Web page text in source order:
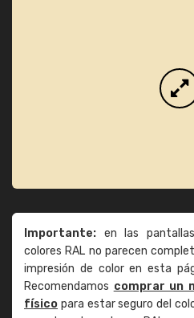
Importante: en las
colores RAL no parecen
impresión de color en esta
Recomendamos comprar un
físico para estar seguro del